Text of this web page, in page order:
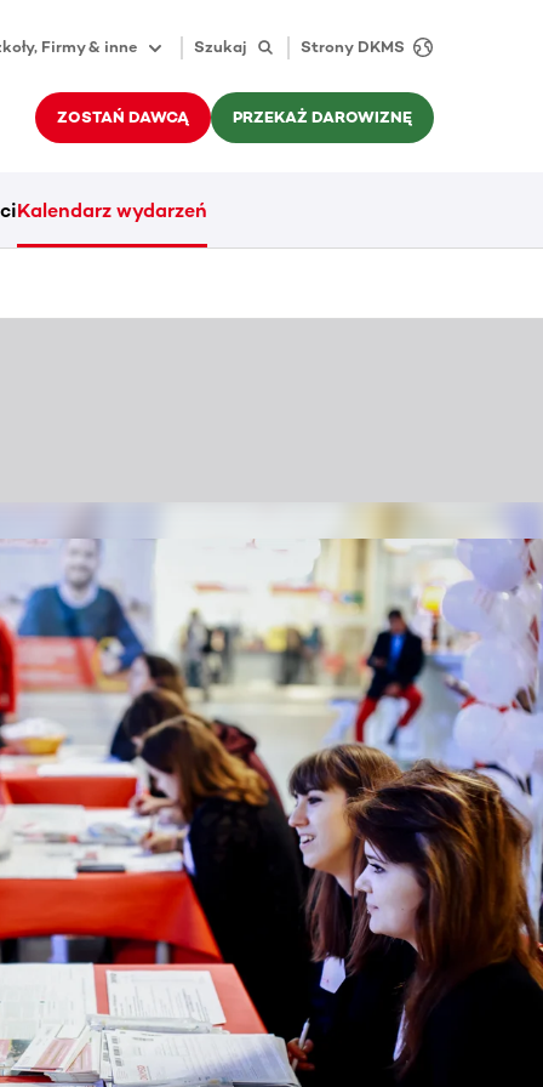
Firmy & inne Szukaj Strony DKMS
ZOSTAŃ DAWCĄ PRZEKAŻ DAROWIZNĘ
Kalendarz wydarzeń